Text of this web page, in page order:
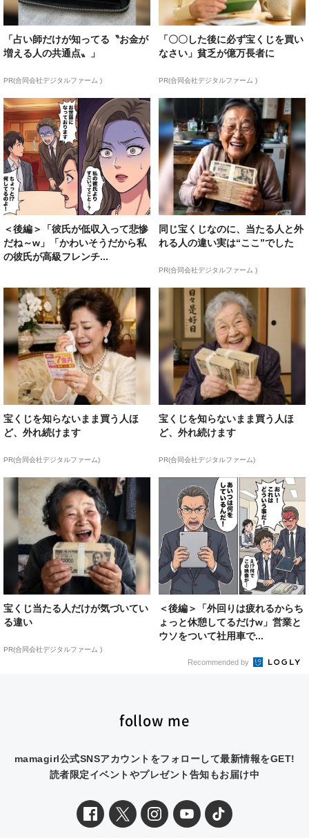
「占い師だけが知ってる〝お金が
増える人の共通点〟」
PR(合同会社デジタルファーム )
「〇〇した後に必ず宝くじを買い
なさい」貧乏が億万長者に
PR(合同会社デジタルファーム )
＜後編＞「彼氏が低収入って悲惨
だね～w」「かわいそうだから私
の彼氏が高級フレンチ...
同じ宝くじなのに、当たる人と外
れる人の違い実は“ここ”でした
PR(合同会社デジタルファーム )
宝くじを知らないまま買う人ほ
ど、外れ続けます
PR(合同会社デジタルファーム)
宝くじを知らないまま買う人ほ
ど、外れ続けます
PR(合同会社デジタルファーム)
宝くじ当たる人だけが気づいてい
る違い
PR(合同会社デジタルファーム )
＜後編＞「外回りは疲れるからち
ょっと休憩してるだけw」営業と
ウソをついて社用車で...
Recommended by
follow me
mamagirl公式SNSアカウントをフォローして最新情報をGET!
読者限定イベントやプレゼント告知もお届け中